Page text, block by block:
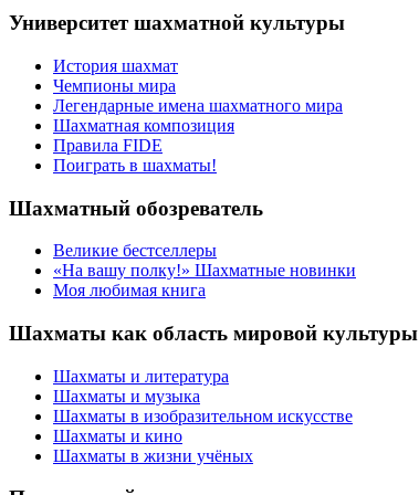
Университет шахматной культуры
История шахмат
Чемпионы мира
Легендарные имена шахматного мира
Шахматная композиция
Правила FIDE
Поиграть в шахматы!
Шахматный обозреватель
Великие бестселлеры
«На вашу полку!» Шахматные новинки
Моя любимая книга
Шахматы как область мировой культуры
Шахматы и литература
Шахматы и музыка
Шахматы в изобразительном искусстве
Шахматы и кино
Шахматы в жизни учёных